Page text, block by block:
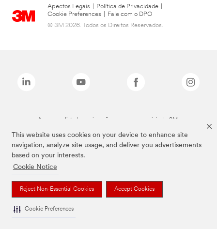
This website uses cookies on your device to enhance site
navigation, analyze site usage, and deliver you advertisements
based on your interests.
Cookie Notice
Reject Non-Essential Cookies Accept Cookies
Cookie Preferences
Apectos Legais Política de Privacidade
Cookie Preferences
Fale com o DPO
© 3M 2026. Todos os Direitos Reservados.
As marcas listadas a cima são marcas comerciais da 3M.